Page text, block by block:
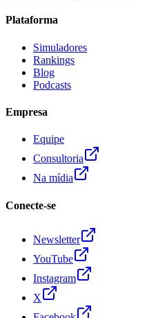
Plataforma
Simuladores
Rankings
Blog
Podcasts
Empresa
Equipe
Consultoria
Na mídia
Conecte-se
Newsletter
YouTube
Instagram
X